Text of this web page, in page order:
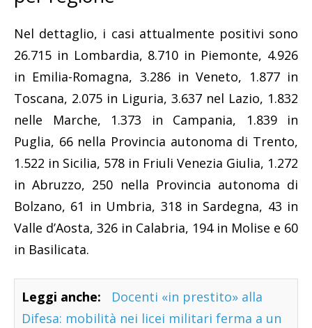
Nel dettaglio, i casi attualmente positivi sono
26.715 in Lombardia, 8.710 in Piemonte, 4.926
in Emilia-Romagna, 3.286 in Veneto, 1.877 in
Toscana, 2.075 in Liguria, 3.637 nel Lazio, 1.832
nelle Marche, 1.373 in Campania, 1.839 in
Puglia, 66 nella Provincia autonoma di Trento,
1.522 in Sicilia, 578 in Friuli Venezia Giulia, 1.272
in Abruzzo, 250 nella Provincia autonoma di
Bolzano, 61 in Umbria, 318 in Sardegna, 43 in
Valle d’Aosta, 326 in Calabria, 194 in Molise e 60
in Basilicata.
Leggi anche:
Docenti «in prestito» alla
Difesa: mobilità nei licei militari ferma a un